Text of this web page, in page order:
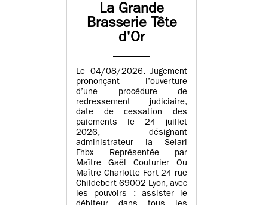
La Grande
Brasserie Tête
d'Or
Le 04/08/2026. Jugement
prononçant l’ouverture
d’une procédure de
redressement judiciaire,
date de cessation des
paiements le 24 juillet
2026, désignant
administrateur la Selarl
Fhbx Représentée par
Maître Gaël Couturier Ou
Maître Charlotte Fort 24 rue
Childebert 69002 Lyon, avec
les pouvoirs : assister le